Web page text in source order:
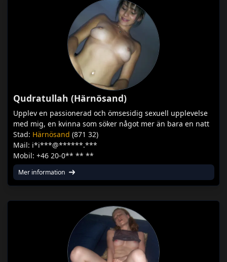
Qudratullah (Härnösand)
Upplev en passionerad och ömsesidig sexuell upplevelse
med mig, en kvinna som söker något mer än bara en natt
Stad: Härnösand (871 32)
Mail: i*i***@******.***
Mobil: +46 20-0** ** **
Mer information